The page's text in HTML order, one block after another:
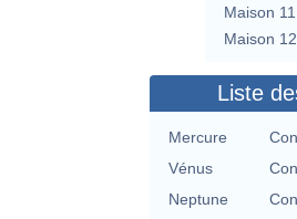
Maison 11
Maison 12
Liste
Mercure
Vénus
Neptune